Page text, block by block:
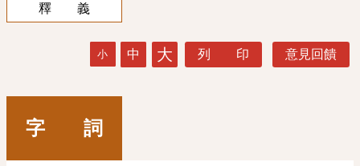
釋 義
小 中 大 列 印 意見回饋
字 詞